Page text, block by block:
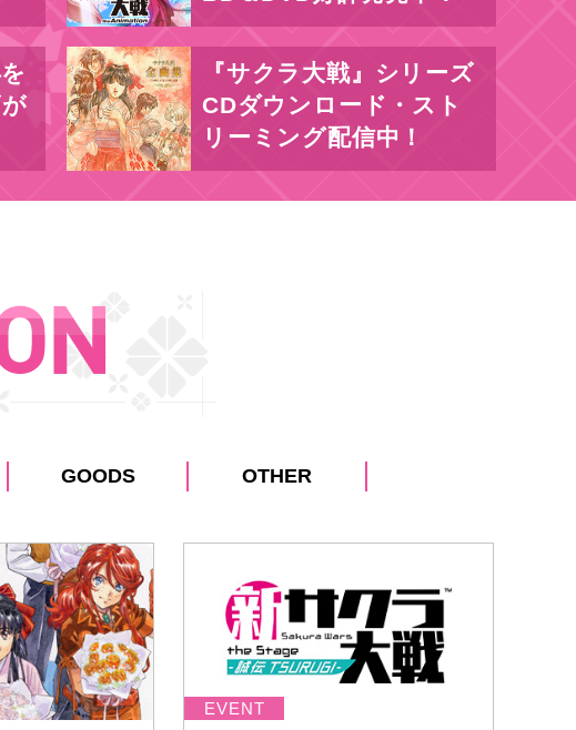
『サクラ大戦』シリーズ
CDダウンロード・スト
リーミング配信中！
GOODS OTHER